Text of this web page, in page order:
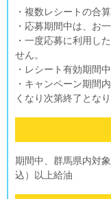
・複数レシートの合
・応募期間中は、お
・一度応募に利用し
せん。
・レシート有効期間
・キャンペーン期間
くなり次第終了となり
期間中、群馬県内対
込）以上給油